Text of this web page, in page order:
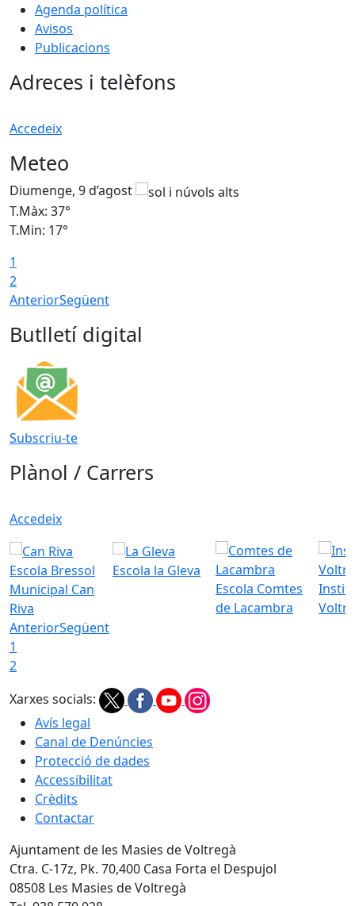
Agenda política
Avisos
Publicacions
Adreces i telèfons
Accedeix
Meteo
Diumenge, 9 d’agost
T.Màx: 37°
T.Min: 17°
1
2
AnteriorSegüent
Butlletí digital
Subscriu-te
Plànol / Carrers
Accedeix
Escola Bressol
Municipal Can
Riva
Escola la Gleva
Escola Comtes
de Lacambra
AnteriorSegüent
1
2
Xarxes socials:
Avís legal
Canal de Denúncies
Protecció de dades
Accessibilitat
Crèdits
Contactar
Ajuntament de les Masies de Voltregà
Ctra. C-17z, Pk. 70,400 Casa Forta el Despujol
08508 Les Masies de Voltregà